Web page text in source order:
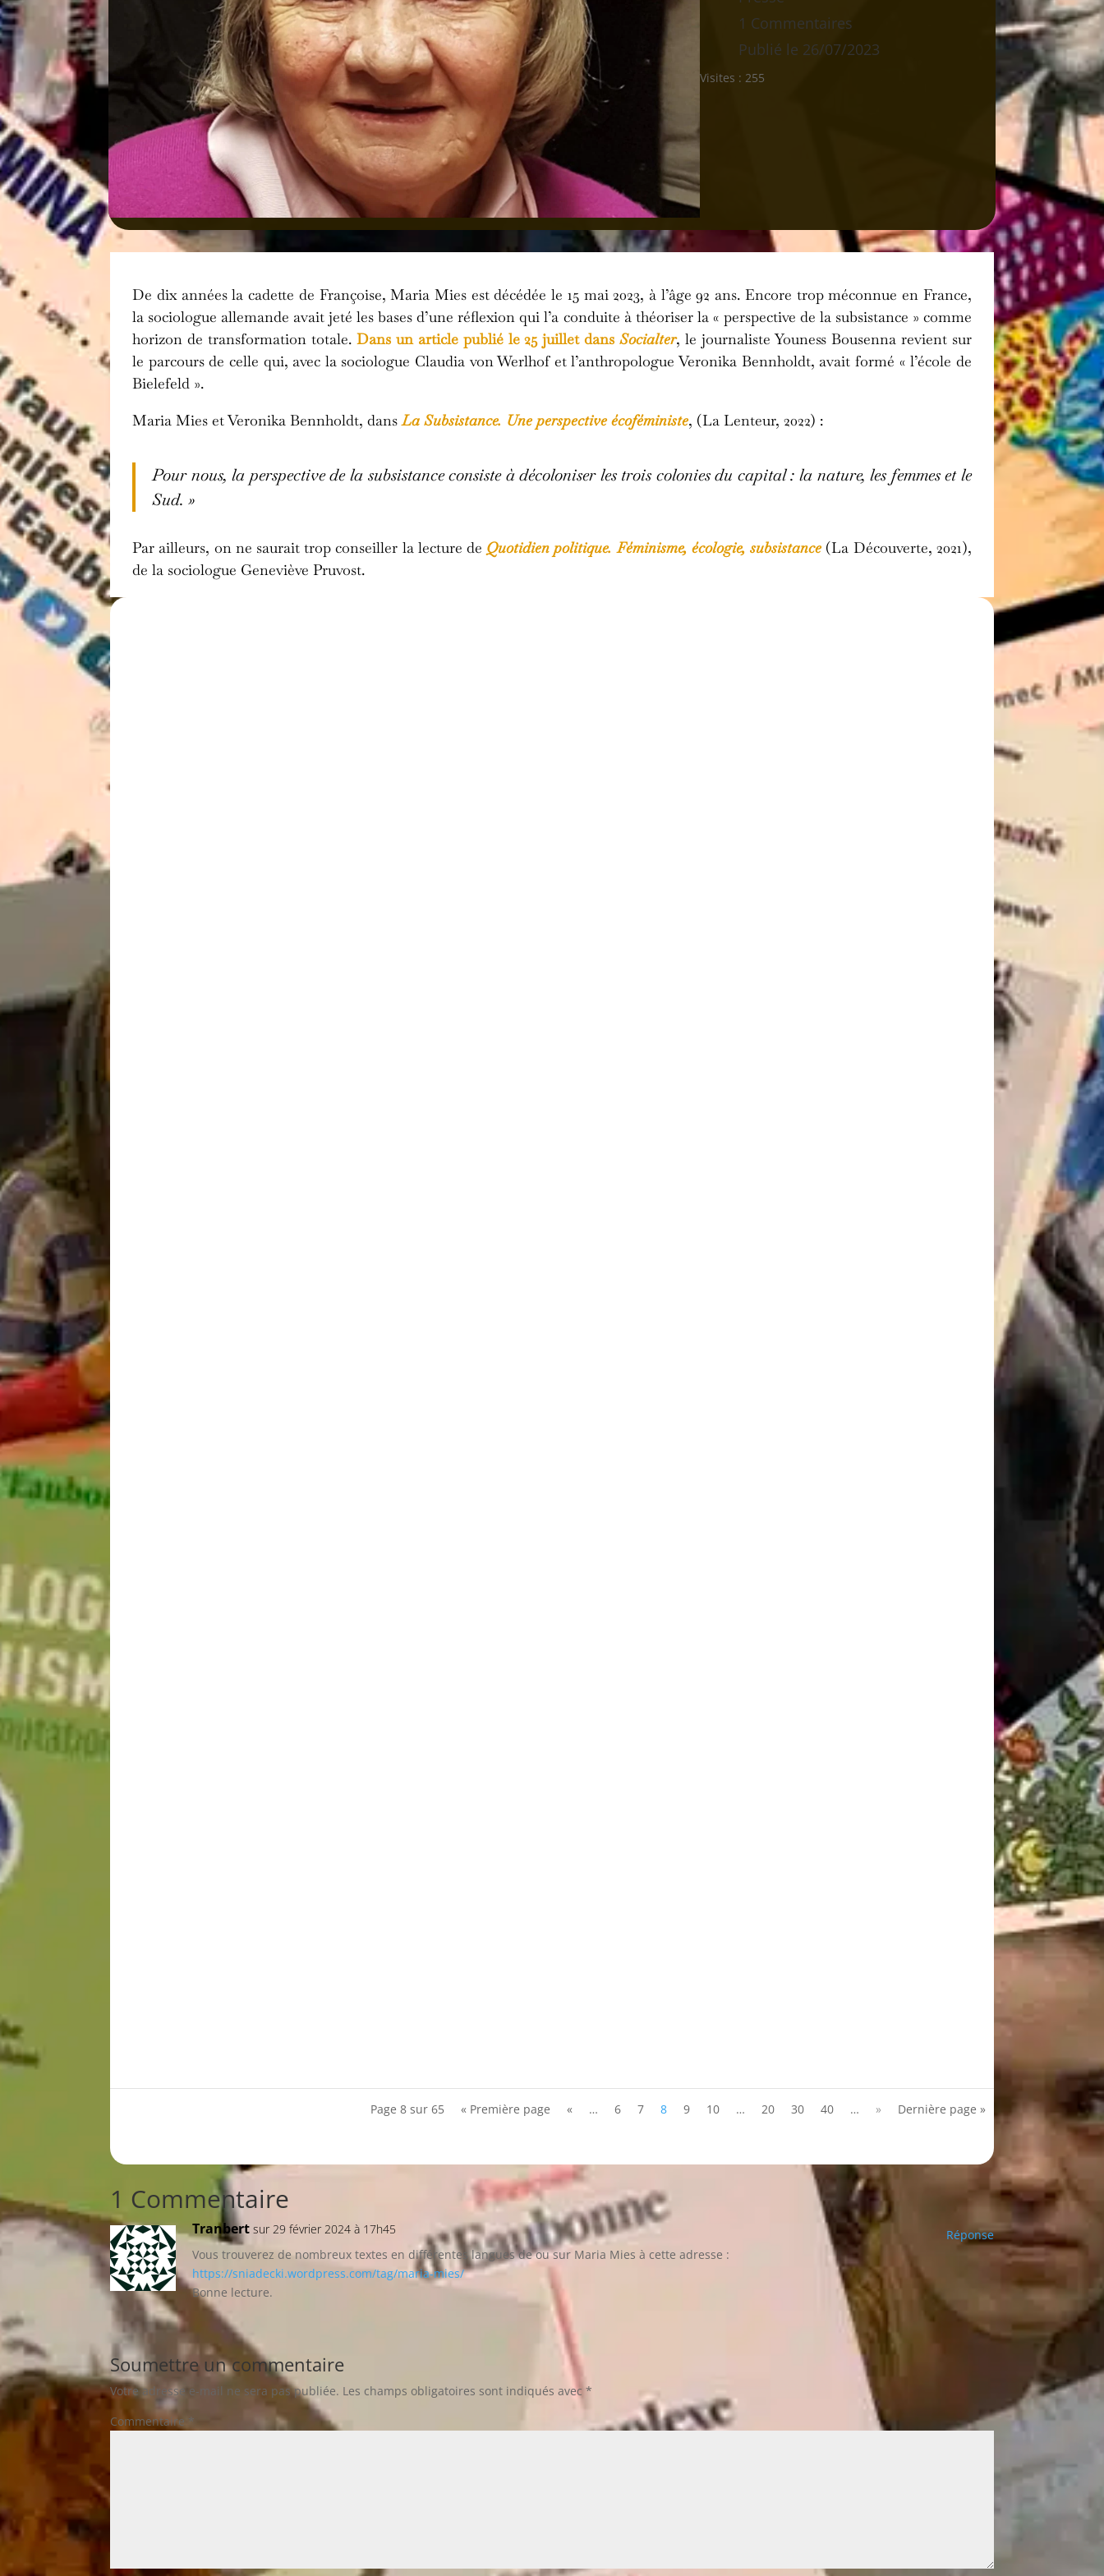
1 Commentaires
Publié le 26/07/2023
Visites : 255
De dix années la cadette de Françoise, Maria Mies est décédée le 15 mai 2023, à l’âge 92 ans. Encore trop méconnue en France,
la sociologue allemande avait jeté les bases d’une réflexion qui l’a conduite à théoriser la « perspective de la subsistance » comme
horizon de transformation totale. Dans un article publié le 25 juillet dansSocialter, le journaliste Youness Bousenna revient sur
le parcours de celle qui, avec la sociologue Claudia von Werlhof et l’anthropologue Veronika Bennholdt, avait formé « l’école de
Bielefeld ».
Maria Mies et Veronika Bennholdt, dansLa Subsistance. Une perspective écoféministe, (La Lenteur, 2022) :
Pour nous, la perspective de la subsistance consiste à décoloniser les trois colonies du capital : la nature, les femmes et le
Sud. »
Par ailleurs, on ne saurait trop conseiller la lecture de Quotidien politique. Féminisme, écologie, subsistance(La Découverte, 2021),
de la sociologue Geneviève Pruvost.
Page 8 sur 65 « Première page « … 6 7 8 9 10 … 20 30 40 … » Dernière page »
1 Commentaire
Tranbert sur 29 février 2024 à 17h45
Vous trouverez de nombreux textes en différentes langues de ou sur Maria Mies à cette adresse :
https://sniadecki.wordpress.com/tag/maria-mies/
Bonne lecture.
Réponse
Soumettre un commentaire
Votre adresse e-mail ne sera pas publiée. Les champs obligatoires sont indiqués avec*
Commentaire *